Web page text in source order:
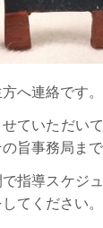
へ連絡です。
ていただい
旨事務局ま
指導スケジ
てください。